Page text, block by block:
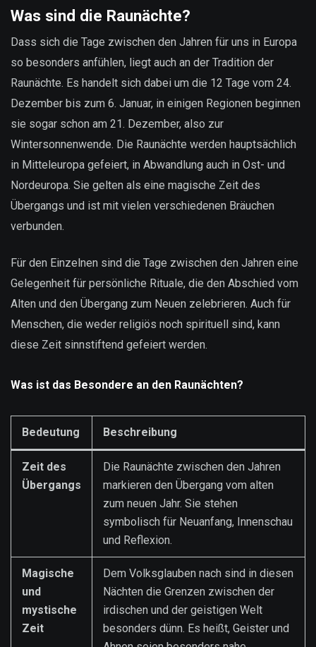
Was sind die Raunächte?
Dass sich die Tage zwischen den Jahren für uns in Europa
so besonders anfühlen, liegt auch an der Tradition der
Raunächte. Es handelt sich dabei um die 12 Tage vom 24.
Dezember bis zum 6. Januar, in einigen Regionen beginnen
sie sogar schon am 21. Dezember, also zur
Wintersonnenwende. Die Raunächte werden hauptsächlich
in Mitteleuropa gefeiert, in Abwandlung auch in Ost- und
Nordeuropa. Sie gelten als eine magische Zeit des
Übergangs und ist mit vielen verschiedenen Bräuchen
verbunden.
Für den Einzelnen sind die Tage zwischen den Jahren eine
Gelegenheit für persönliche Rituale, die den Abschied vom
Alten und den Übergang zum Neuen zelebrieren. Auch für
Menschen, die weder religiös noch spirituell sind, kann
diese Zeit sinnstiftend gefeiert werden.
Was ist das Besondere an den Raunächten?
Bedeutung Beschreibung
Zeit des
Übergangs
Die Raunächte zwischen den Jahren
markieren den Übergang vom alten
zum neuen Jahr. Sie stehen
symbolisch für Neuanfang, Innenschau
und Reflexion.
Magische
und
mystische
Zeit
Dem Volksglauben nach sind in diesen
Nächten die Grenzen zwischen der
irdischen und der geistigen Welt
besonders dünn. Es heißt, Geister und